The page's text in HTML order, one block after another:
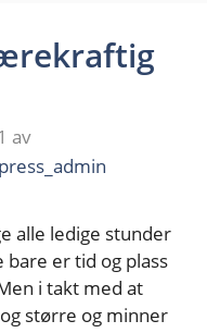
av
alle ledige stunder
bare er tid og plass
i takt med at
større og minner